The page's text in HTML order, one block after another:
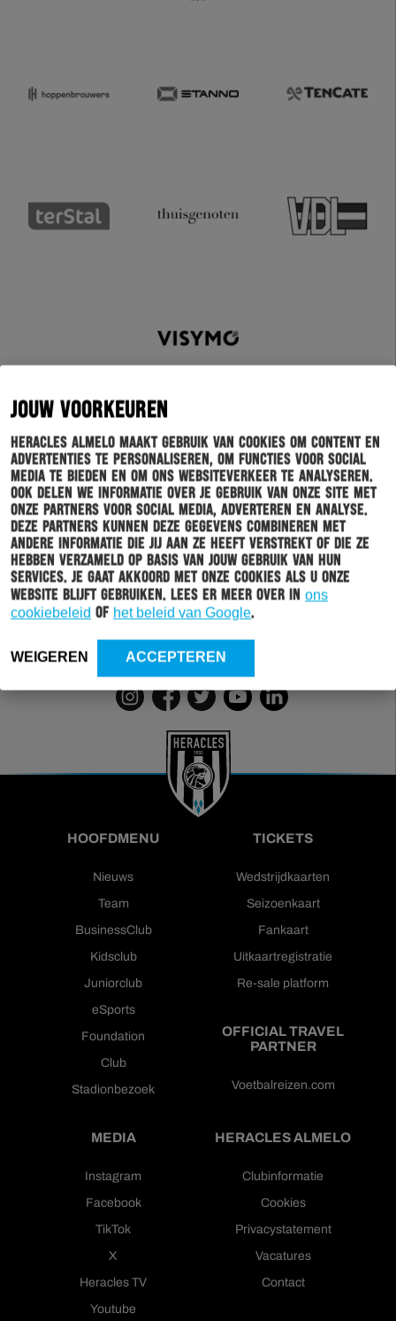
JOUW VOORKEUREN
Heracles Almelo maakt gebruik van cookies om content en
advertenties te personaliseren, om functies voor social
media te bieden en om ons websiteverkeer te analyseren.
Ook delen we informatie over je gebruik van onze site met
onze partners voor social media, adverteren en analyse.
Deze partners kunnen deze gegevens combineren met
andere informatie die jij aan ze heeft verstrekt of die ze
hebben verzameld op basis van jouw gebruik van hun
services. Je gaat akkoord met onze cookies als u onze
website blijft gebruiken. Lees er meer over in ons
cookiebeleid of het beleid van Google.
WEIGEREN ACCEPTEREN
Schrijf je in voor onze nieuwsbrief
Wil jij altijd en overal op de hoogte gehouden worden
van al het clubnieuws? Schrijf je dan in voor de
nieuwsbrief van Heracles Almelo. Doordat je zelf aan
kan geven welk nieuws jij van ons wil ontvangen,
sturen wij alleen nieuws wat voor jou relevant is.
INSCHRIJVEN
HOOFDMENU
Nieuws
Team
BusinessClub
Kidsclub
Juniorclub
eSports
Foundation
Club
Stadionbezoek
TICKETS
Wedstrijdkaarten
Seizoenkaart
Fankaart
Uitkaartregistratie
Re-sale platform
OFFICIAL TRAVEL
PARTNER
Voetbalreizen.com
MEDIA
Instagram
Facebook
TikTok
X
Heracles TV
Youtube
HERACLES ALMELO
Clubinformatie
Cookies
Privacystatement
Vacatures
Contact